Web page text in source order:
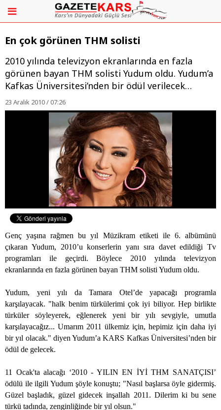
En çok görünen THM solisti
2010 yılında televizyon ekranlarında en fazla
görünen bayan THM solisti Yudum oldu. Yudum’a
Kafkas Üniversitesi’nden bir ödül verilecek…
23 Aralık 2010 / 07:26
Genç yaşına rağmen bu yıl Müzikram etiketi ile 6. albümünü
çıkaran Yudum, 2010’u konserlerin yanı sıra davet edildiği Tv
programları ile geçirdi. Böylece 2010 yılında televizyon
ekranlarında en fazla görünen bayan THM solisti Yudum oldu.
Yudum, yeni yılı da Tamara Otel’de yapacağı programla
karşılayacak. "halk benim türkülerimi çok iyi biliyor. Hep birlikte
türküler söyleyerek, eğlenerek yeni bir yılı sevgiyle, umutla
karşılayacağız... Umarım 2011 ülkemiz için, hepimiz için daha iyi
bir yıl olacak." diyen Yudum’a KARS Kafkas Üniversitesi’nden bir
ödül de gelecek.
11 Ocak'ta alacağı ‘2010 - YILIN EN İYİ THM SANATÇISI’
ödülü ile ilgili Yudum şöyle konuştu; "Nasıl başlarsa öyle gidermiş.
Güzel başladık, güzel gidecek inşallah 2011. Dilerim ki bu sene
türkü tadında, zenginliğinde bir yıl olsun."